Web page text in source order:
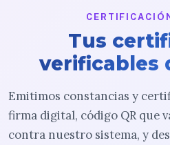
Tus
verificables
Emitimos constancias y
firma digital, código QR que
contra nuestro sistema, y